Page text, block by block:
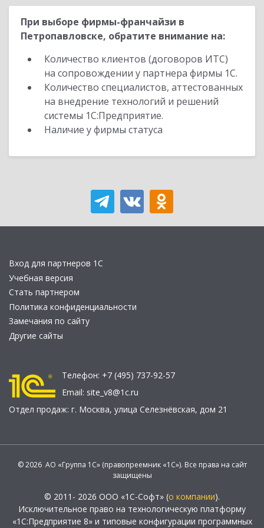
При выборе фирмы-франчайзи в
Петропавловске, обратите внимание на:
Количество клиентов (договоров ИТС)
на сопровождении у партнера фирмы 1С.
Количество специалистов, аттестованных
на внедрение технологий и решений
системы 1С:Предприятие.
Наличие у фирмы статуса
Вход для партнеров 1С
Учебная версия
Стать партнером
Политика конфиденциальности
Замечания по сайту
Другие сайты
Телефон: +7 (495) 737-92-57
Email: site_v8@1c.ru
Отдел продаж: г. Москва, улица Селезнёвская, дом 21
© 2026 АО «Группа 1С» (правопреемник «1С»). Все права на сайт
защищены
© 2011- 2026 ООО «1С-Софт» (о компании).
Исключительное право на технологическую платформу
«1С:Предприятие 8» и типовые конфигурации программных